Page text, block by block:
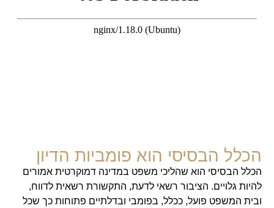
הכלל הבסיסי הוא פומביות הדיון
הכלל הבסיסי הוא שהליכי משפט במדינה דמוקרטית אמורים
להיות גלויים. הציבור רשאי לדעת, התקשורת רשאית לדווח,
ובית המשפט פועל, ככלל, בפומבי ובדלתיים פתוחות כך שכל